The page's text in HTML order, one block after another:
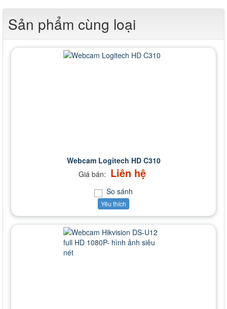
Sản phẩm cùng loại
Webcam Logitech HD C310
Giá bán: Liên hệ
So sánh
Yêu thích